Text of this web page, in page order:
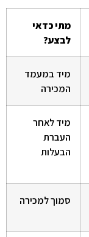
מתי כדאי
לבצע?
מיד במעמד
המכירה
מיד לאחר
העברת
הבעלות
סמוך למכירה